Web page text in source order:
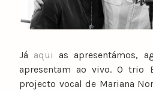
Já aqui as apresentámos,
apresentam ao vivo. O trio
projecto vocal de Mariana